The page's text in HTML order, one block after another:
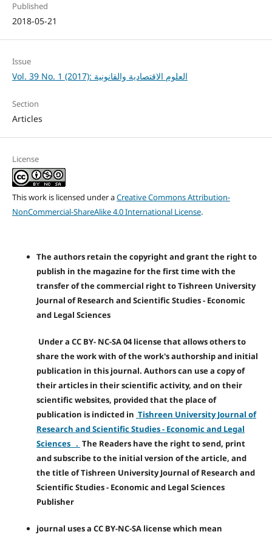
Published
2018-05-21
Issue
Vol. 39 No. 1 (2017): العلوم الاقتصادية والقانونية
Section
Articles
License
This work is licensed under aCreative Commons Attribution-
NonCommercial-ShareAlike 4.0 International License.
The authors retain the copyright and grant the right to
publish in the magazine for the first time with the
transfer of the commercial right to Tishreen University
Journal of Research and Scientific Studies - Economic
and Legal Sciences
Under a CC BY- NC-SA 04 license that allows others to
share the work with of the work's authorship and initial
publication in this journal. Authors can use a copy of
their articles in their scientific activity, and on their
scientific websites, provided that the place of
publication is indicted in Tishreen University Journal of
Research and Scientific Studies - Economic and Legal
Sciences . The Readers have the right to send, print
and subscribe to the initial version of the article, and
the title of Tishreen University Journal of Research and
Scientific Studies - Economic and Legal Sciences
Publisher
journal uses a CC BY-NC-SA license which mean